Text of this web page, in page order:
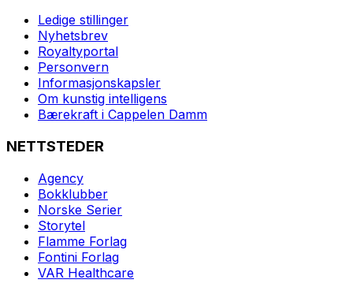
Ledige stillinger
Nyhetsbrev
Royaltyportal
Personvern
Informasjonskapsler
Om kunstig intelligens
Bærekraft i Cappelen Damm
NETTSTEDER
Agency
Bokklubber
Norske Serier
Storytel
Flamme Forlag
Fontini Forlag
VAR Healthcare